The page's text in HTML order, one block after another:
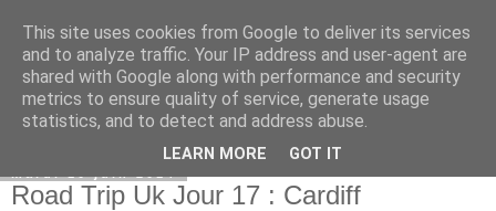
Bel itineraire
Road Trip Uk Jour 17 : Cardiff
This site uses cookies from Google to deliver its services
and to analyze traffic. Your IP address and user-agent are
shared with Google along with performance and security
metrics to ensure quality of service, generate usage
statistics, and to detect and address abuse.
LEARN MORE GOT IT